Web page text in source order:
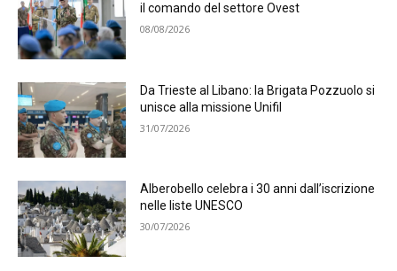
il comando del settore Ovest
08/08/2026
Da Trieste al Libano: la Brigata Pozzuolo si
unisce alla missione Unifil
31/07/2026
Alberobello celebra i 30 anni dall’iscrizione
nelle liste UNESCO
30/07/2026